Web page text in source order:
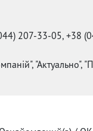
207-33-05, +38
"Актуально",